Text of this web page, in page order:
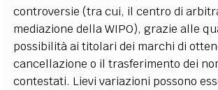
controversie (tra cui, il centro di
mediazione della WIPO), grazie alle
possibilità ai titolari dei marchi di
cancellazione o il trasferimento dei
contestati. Lievi variazioni possono